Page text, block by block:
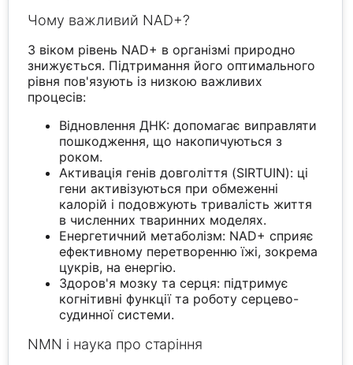
Чому важливий NAD+?
З віком рівень NAD+ в організмі природно
знижується. Підтримання його оптимального
рівня пов'язують із низкою важливих
процесів:
Відновлення ДНК: допомагає виправляти
пошкодження, що накопичуються з
роком.
Активація генів довголіття (SIRTUIN): ці
гени активізуються при обмеженні
калорій і подовжують тривалість життя
в численних тваринних моделях.
Енергетичний метаболізм: NAD+ сприяє
ефективному перетворенню їжі, зокрема
цукрів, на енергію.
Здоров'я мозку та серця: підтримує
когнітивні функції та роботу серцево-
судинної системи.
NMN і наука про старіння